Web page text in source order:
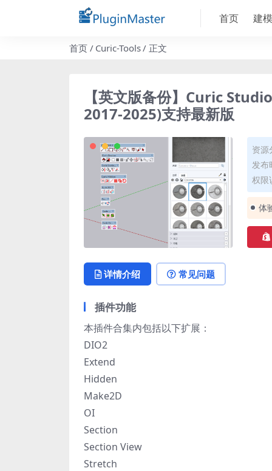
首页 建模
首页 Curic-Tools 正文
【英文版备份】Curic
2017-2025)支持最新版
资
发布
权限
体
详情介绍 常见问题
插件功能
本插件合集内包括以下扩展：
DIO2
Extend
Hidden
Make2D
OI
Section
Section View
Stretch